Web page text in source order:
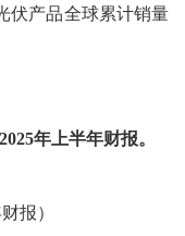
伏产品全球累计销量
年上半年财报。
报）